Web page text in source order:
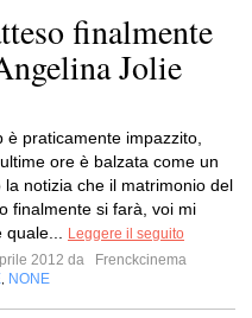
finalmente
Jolie
è praticamente impazzito,
ore è balzata come un
la notizia che il matrimonio del
finalmente si farà, voi mi
quale...
Leggere il seguito
2012 da
Frenckcinema
NONE